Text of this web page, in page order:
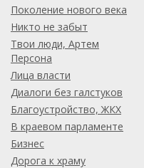
Поколение нового века
Никто не забыт
Твои люди, Артем
Персона
Лица власти
Диалоги без галстуков
Благоустройство, ЖКХ
В краевом парламенте
Бизнес
Дорога к храму